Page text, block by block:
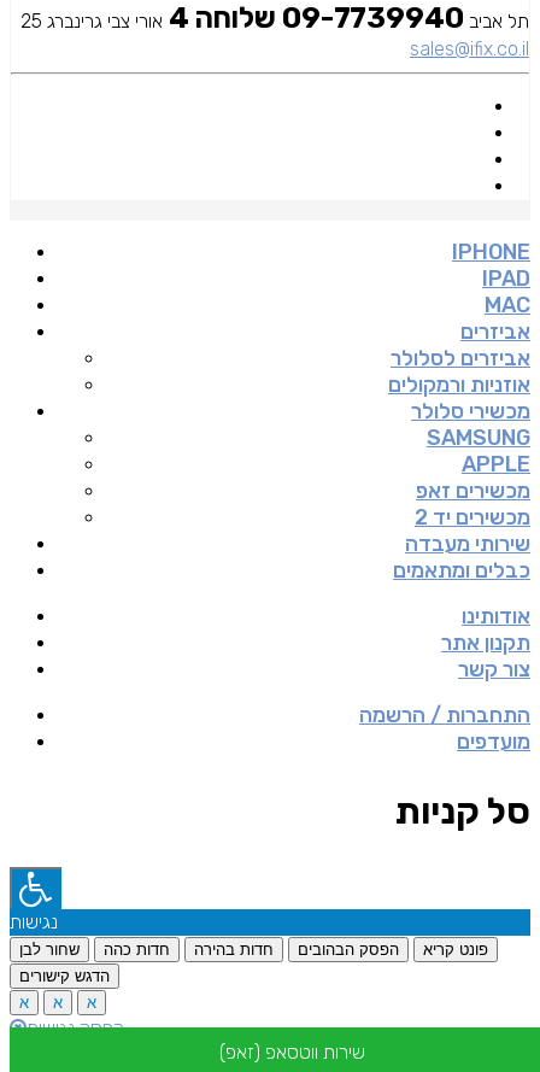
תל אביב 09-7739940 שלוחה 4
אורי צבי גרינברג 25
sales@ifix.co.il
IPHONE
IPAD
MAC
אביזרים
אביזרים לסלולר
אוזניות ורמקולים
מכשירי סלולר
SAMSUNG
APPLE
מכשירים זאפ
מכשירים יד 2
שירותי מעבדה
כבלים ומתאמים
אודותינו
תקנון אתר
צור קשר
התחברות / הרשמה
מועדפים
סל קניות
נגישות
שחור לבן חדות כהה חדות בהירה הפסק הבהובים
פונט קריא
הדגש קישורים
א
א א
הפסק נגישות
שירות ווטסאפ (זאפ)